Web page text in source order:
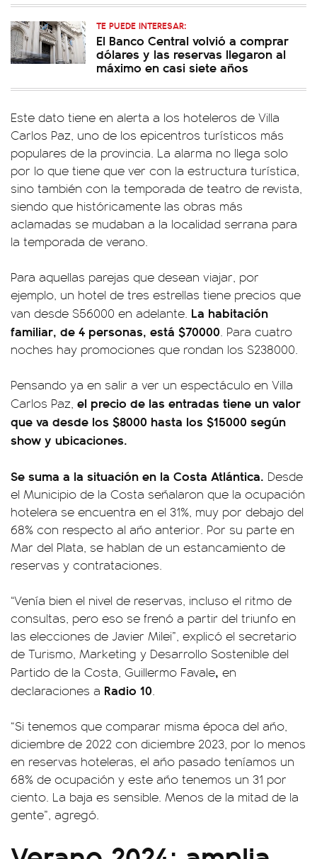
TE PUEDE INTERESAR:
El Banco Central volvió a comprar
dólares y las reservas llegaron al
máximo en casi siete años
Este dato tiene en alerta a los hoteleros de Villa
Carlos Paz, uno de los epicentros turísticos más
populares de la provincia. La alarma no llega solo
por lo que tiene que ver con la estructura turística,
sino también con la temporada de teatro de revista,
siendo que históricamente las obras más
aclamadas se mudaban a la localidad serrana para
la temporada de verano.
Para aquellas parejas que desean viajar, por
ejemplo, un hotel de tres estrellas tiene precios que
van desde $56000 en adelante. La habitación
familiar, de 4 personas, está $70000. Para cuatro
noches hay promociones que rondan los $238000.
Pensando ya en salir a ver un espectáculo en Villa
Carlos Paz, el precio de las entradas tiene un valor
que va desde los $8000 hasta los $15000 según
show y ubicaciones.
Se suma a la situación en la Costa Atlántica. Desde
el Municipio de la Costa señalaron que la ocupación
hotelera se encuentra en el 31%, muy por debajo del
68% con respecto al año anterior. Por su parte en
Mar del Plata, se hablan de un estancamiento de
reservas y contrataciones.
“Venía bien el nivel de reservas, incluso el ritmo de
consultas, pero eso se frenó a partir del triunfo en
las elecciones de Javier Milei”, explicó el secretario
de Turismo, Marketing y Desarrollo Sostenible del
Partido de la Costa, Guillermo Favale, en
declaraciones a Radio 10.
“Si tenemos que comparar misma época del año,
diciembre de 2022 con diciembre 2023, por lo menos
en reservas hoteleras, el año pasado teníamos un
68% de ocupación y este año tenemos un 31 por
ciento. La baja es sensible. Menos de la mitad de la
gente”, agregó.